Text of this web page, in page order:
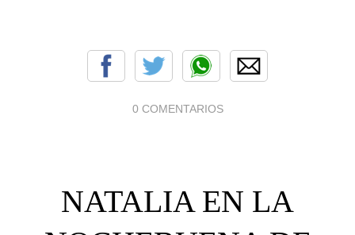
0 COMENTARIOS
NATALIA EN LA